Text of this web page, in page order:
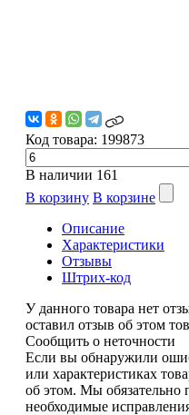
Код товара: 199873
В наличии 161
В корзину В корзине
Описание
Характеристики
Отзывы
Штрих-код
У данного товара нет
оставил отзыв об этом
Сообщить о неточности
Если вы обнаружили
или характеристиках
об этом. Мы обязательно
необходимые